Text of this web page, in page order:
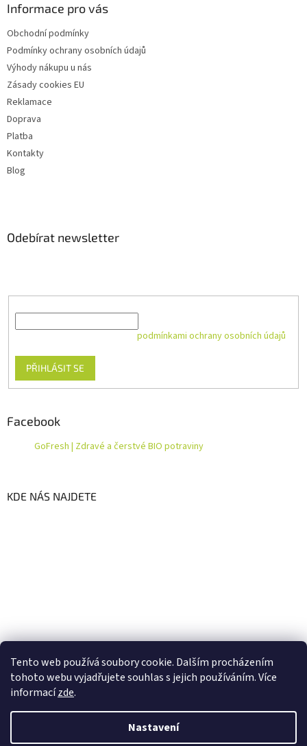
Tento web používá soubory cookie. Dalším procházením
tohoto webu vyjadřujete souhlas s jejich používáním. Více
informacízde.
Nastavení
Informace pro vás
Obchodní podmínky
Podmínky ochrany osobních údajů
Výhody nákupu u nás
Zásady cookies EU
Reklamace
Doprava
Platba
Kontakty
Blog
Odebírat newsletter
podmínkami ochrany osobních údajů
PŘIHLÁSIT SE
Facebook
GoFresh | Zdravé a čerstvé BIO potraviny
KDE NÁS NAJDETE